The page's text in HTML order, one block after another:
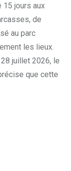
15 jours aux
de
au parc
les lieux.
juillet 2026, le
que cette